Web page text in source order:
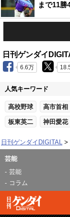
まで11
日刊ゲンダイ
6.6万
人気キーワード
高校野球 高市首相
板東英二 神田愛花
日刊ゲンダイDIGITAL
芸能
芸能
コラム